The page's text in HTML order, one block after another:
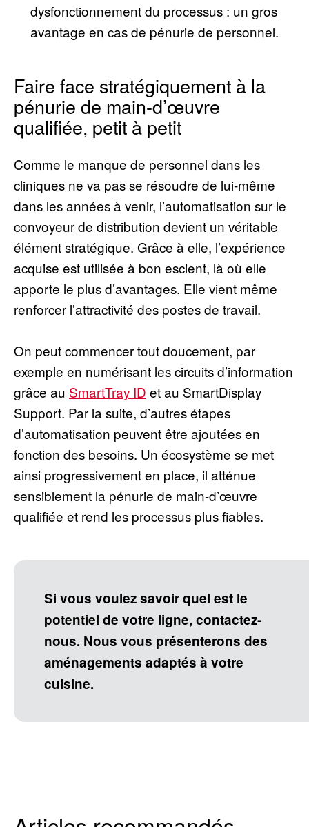
dysfonctionnement du processus : un gros
avantage en cas de pénurie de personnel.
Faire face stratégiquement à la
pénurie de main-d’œuvre
qualifiée, petit à petit
Comme le manque de personnel dans les
cliniques ne va pas se résoudre de lui-même
dans les années à venir, l’automatisation sur le
convoyeur de distribution devient un véritable
élément stratégique. Grâce à elle, l’expérience
acquise est utilisée à bon escient, là où elle
apporte le plus d’avantages. Elle vient même
renforcer l’attractivité des postes de travail.
On peut commencer tout doucement, par
exemple en numérisant les circuits d’information
grâce au SmartTray ID et au SmartDisplay
Support. Par la suite, d’autres étapes
d’automatisation peuvent être ajoutées en
fonction des besoins. Un écosystème se met
ainsi progressivement en place, il atténue
sensiblement la pénurie de main-d’œuvre
qualifiée et rend les processus plus fiables.
Si vous voulez savoir quel est le
potentiel de votre ligne, contactez-
nous. Nous vous présenterons des
aménagements adaptés à votre
cuisine.